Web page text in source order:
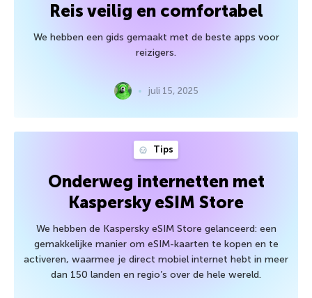
Reis veilig en comfortabel
We hebben een gids gemaakt met de beste apps voor
reizigers.
juli 15, 2025
Tips
Onderweg internetten met
Kaspersky eSIM Store
We hebben de Kaspersky eSIM Store gelanceerd: een
gemakkelijke manier om eSIM-kaarten te kopen en te
activeren, waarmee je direct mobiel internet hebt in meer
dan 150 landen en regio’s over de hele wereld.